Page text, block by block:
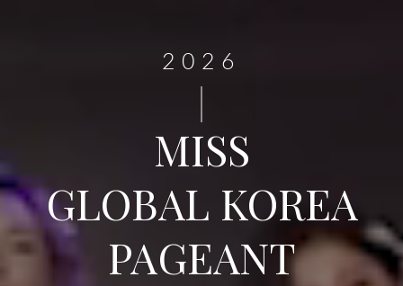
2026
MISS
GLOBAL KOREA
PAGEANT